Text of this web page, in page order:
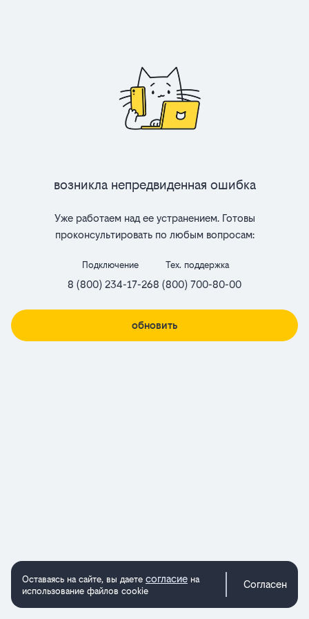
Возникла непредвиденная ошибка
Уже работаем над ее устранением. Готовы
проконсультировать по любым вопросам:
Подключение
8 (800) 234-17-26
Тех. поддержка
8 (800) 700-80-00
обновить
Оставаясь на сайте, вы даете согласие на
использование файлов cookie
Согласен